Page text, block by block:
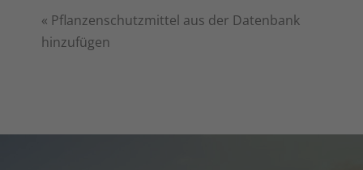
« Pflanzenschutzmittel aus der Datenbank
hinzufügen